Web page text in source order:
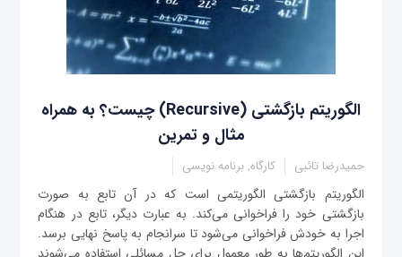
الگوریتم بازگشتی (Recursive) چیست؟ به همراه
مثال و تمرین
حمیدرضا تائبی کارگاه, برنامه نویسی
الگوریتم بازگشتی الگوریتمی است که در آن تابع به صورت
بازگشتی خود را فراخوانی می‌کند. به عبارت دیگر، تابع در هنگام
اجرا به خودش فراخوانی می‌شود تا سرانجام به پاسخ نهایی برسد.
این الگوریتم‌ها به طور معمول برای حل مسائلی استفاده می‌شوند